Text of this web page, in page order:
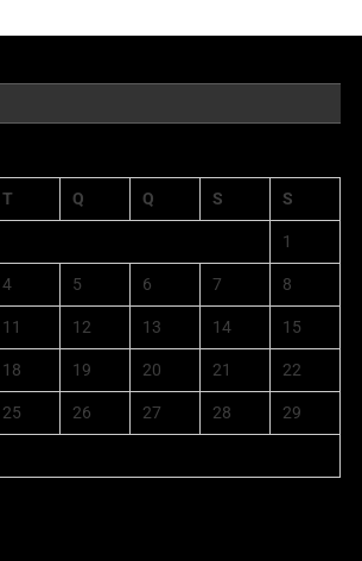
T Q Q S S
1
4 5 6 7 8
11 12 13 14 15
18 19 20 21 22
25 26 27 28 29